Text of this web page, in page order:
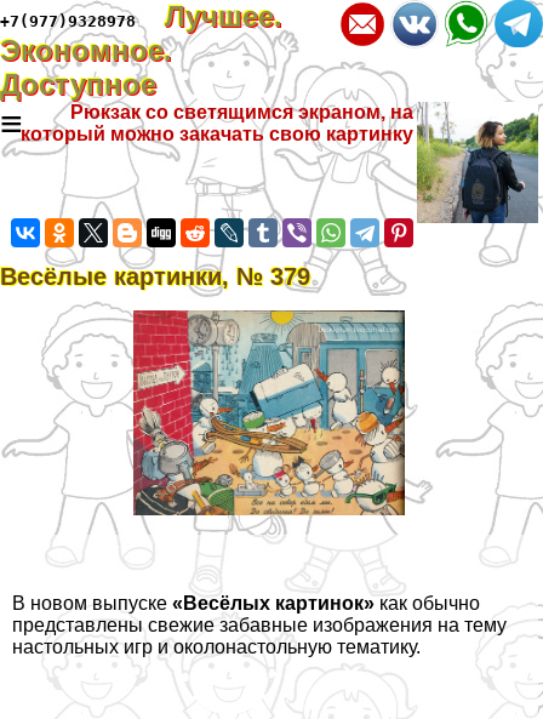
+7(977)9328978
Лучшее.
Экономное.
Доступное
≡
Рюкзак со светящимся экраном, на
который можно закачать свою картинку
Весёлые картинки, № 379
В новом выпуске «Весёлых картинок» как обычно
представлены свежие забавные изображения на тему
настольных игр и околонастольную тематику.